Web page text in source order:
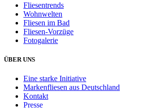
Fliesentrends
Wohnwelten
Fliesen im Bad
Fliesen-Vorzüge
Fotogalerie
ÜBER UNS
Eine starke Initiative
Markenfliesen aus Deutschland
Kontakt
Presse